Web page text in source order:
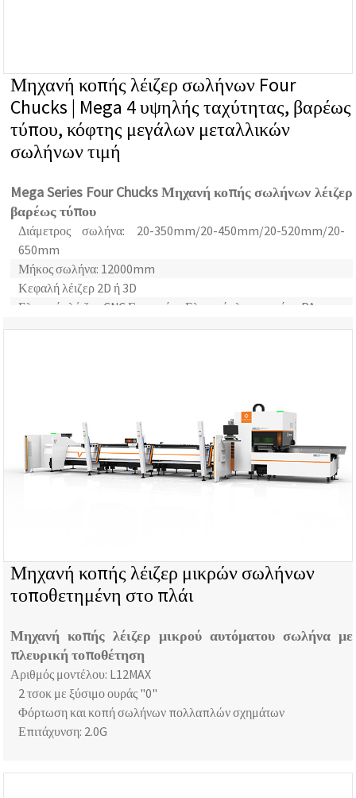
Μηχανή κοπής λέιζερ σωλήνων Four
Chucks | Mega 4 υψηλής ταχύτητας, βαρέως
τύπου, κόφτης μεγάλων μεταλλικών
σωλήνων τιμή
Mega Series Four Chucks Μηχανή κοπής σωλήνων λέιζερ
βαρέως τύπου
Διάμετρος σωλήνα: 20-350mm/20-450mm/20-520mm/20-
650mm
Μήκος σωλήνα: 12000mm
Κεφαλή λέιζερ 2D ή 3D
Ελεγκτής λέιζερ CNC Γερμανίας: Ελεγκτής λεωφορείων PA
Λογισμικό ένθεσης σωλήνων: Lantek
Μηχανή κοπής λέιζερ μικρών σωλήνων
τοποθετημένη στο πλάι
Μηχανή κοπής λέιζερ μικρού αυτόματου σωλήνα με
πλευρική τοποθέτηση
Αριθμός μοντέλου: L12MAX
2 τσοκ με ξύσιμο ουράς "0"
Φόρτωση και κοπή σωλήνων πολλαπλών σχημάτων
Επιτάχυνση: 2.0G